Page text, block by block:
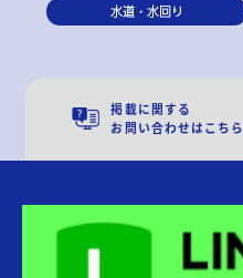
水道・水回り
掲載に関する
お問い合わせはこちら